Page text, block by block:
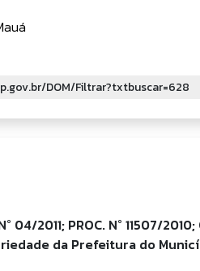
04/2011; PROC. N° 11507/
da Prefeitura do